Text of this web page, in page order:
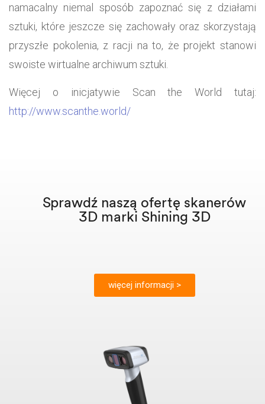
namacalny niemal sposób zapoznać się z działami
sztuki, które jeszcze się zachowały oraz skorzystają
przyszłe pokolenia, z racji na to, że projekt stanowi
swoiste wirtualne archiwum sztuki.
Więcej o inicjatywie Scan the World tutaj:
http://www.scanthe.world/
Sprawdź naszą ofertę skanerów
3D marki Shining 3D
więcej informacji >